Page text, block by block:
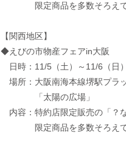
限定商品を多数そろえて
【関西地区】
◆えびの市物産フェアin大阪
日時：11/5（土）～11/6（日
場所：大阪南海本線堺駅プラ
「太陽の広場」
内容：特約店限定販売の「？
限定商品を多数そろえて